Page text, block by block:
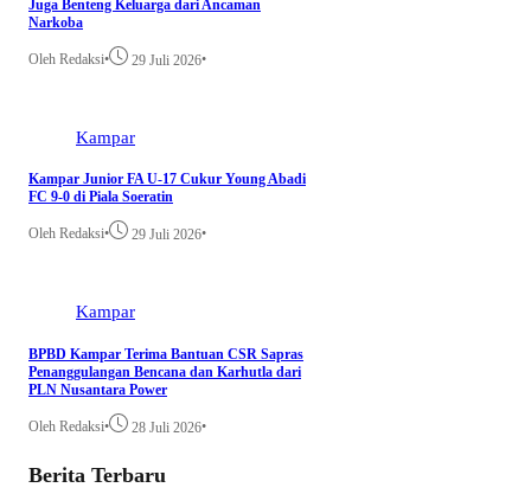
Juga Benteng Keluarga dari Ancaman
Narkoba
Oleh Redaksi• 29 Juli 2026•
Kampar
Kampar Junior FA U-17 Cukur Young Abadi
FC 9-0 di Piala Soeratin
Oleh Redaksi• 29 Juli 2026•
Kampar
BPBD Kampar Terima Bantuan CSR Sapras
Penanggulangan Bencana dan Karhutla dari
PLN Nusantara Power
Oleh Redaksi• 28 Juli 2026•
Berita Terbaru